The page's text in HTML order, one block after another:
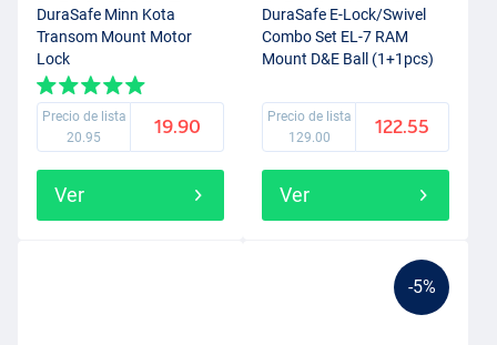
DuraSafe Minn Kota
Transom Mount Motor
Lock
Precio de lista
20.95
19.90
Ver
DuraSafe E-Lock/Swivel
Combo Set EL-7 RAM
Mount D&E Ball (1+1pcs)
Precio de lista
129.00
122.55
Ver
-5%